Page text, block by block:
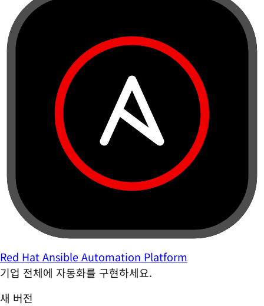
Red Hat Ansible Automation Platform
기업 전체에 자동화를 구현하세요.
새 버전